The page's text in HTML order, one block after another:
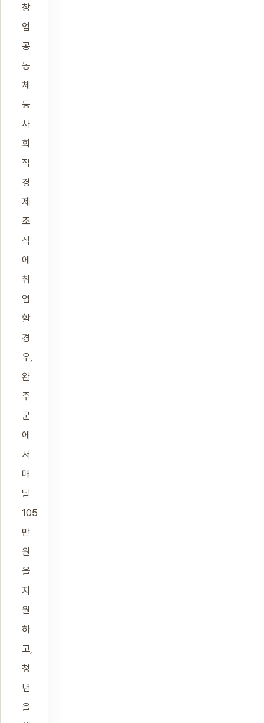
창
업
공
동
체
등
사
회
적
경
제
조
직
에
취
업
할
경
우,
완
주
군
에
서
매
달
105
만
원
을
지
원
하
고,
청
년
을